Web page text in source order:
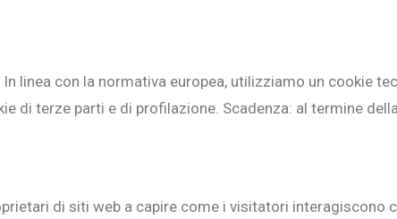
linea con la normativa europea, utilizziamo un cookie
di terze parti e di profilazione. Scadenza: al termine
di siti web a capire come i visitatori interagiscono